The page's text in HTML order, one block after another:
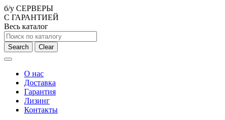
б/у СЕРВЕРЫ
С ГАРАНТИЕЙ
Весь каталог
Search Clear
О нас
Доставка
Гарантия
Лизинг
Контакты